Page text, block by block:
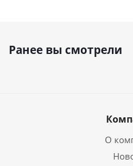
Ранее вы смотрели
О